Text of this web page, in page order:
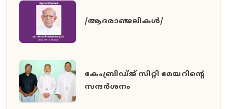
/ആദരാഞ്ജലികൾ/
കേംബ്രിഡ്ജ് സിറ്റി മേയറിൻ്റെ
സന്ദർശനം